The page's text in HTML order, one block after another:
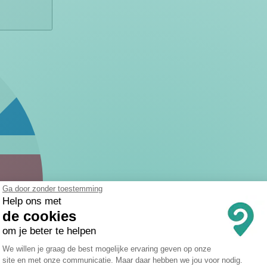
Ga door zonder toestemming
Help ons met
de cookies
om je beter te helpen
Toestemmingsbeheerplatform:
We willen je graag de best mogelijke ervaring geven op onze
site en met onze communicatie. Maar daar hebben we jou voor nodig.